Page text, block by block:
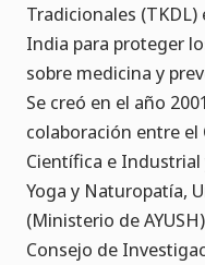
Tradicionales
India para proteger
sobre medicina y
Se creó en el año
colaboración entre
Científica e
Yoga y Naturopatía,
(Ministerio de
Consejo de